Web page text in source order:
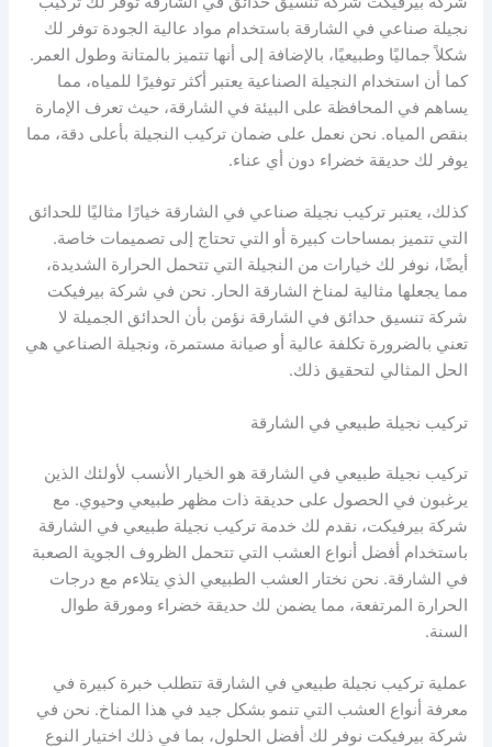
نجيلة صناعي في الشارقة باستخدام مواد عالية الجودة توفر لك
شكلاً جماليًا وطبيعيًا، بالإضافة إلى أنها تتميز بالمتانة وطول العمر.
كما أن استخدام النجيلة الصناعية يعتبر أكثر توفيرًا للمياه، مما
يساهم في المحافظة على البيئة في الشارقة، حيث تعرف الإمارة
بنقص المياه. نحن نعمل على ضمان تركيب النجيلة بأعلى دقة، مما
يوفر لك حديقة خضراء دون أي عناء.
كذلك، يعتبر تركيب نجيلة صناعي في الشارقة خيارًا مثاليًا للحدائق
التي تتميز بمساحات كبيرة أو التي تحتاج إلى تصميمات خاصة.
أيضًا، نوفر لك خيارات من النجيلة التي تتحمل الحرارة الشديدة،
مما يجعلها مثالية لمناخ الشارقة الحار. نحن في شركة بيرفيكت
شركة تنسيق حدائق في الشارقة نؤمن بأن الحدائق الجميلة لا
تعني بالضرورة تكلفة عالية أو صيانة مستمرة، ونجيلة الصناعي هي
الحل المثالي لتحقيق ذلك.
تركيب نجيلة طبيعي في الشارقة
تركيب نجيلة طبيعي في الشارقة هو الخيار الأنسب لأولئك الذين
يرغبون في الحصول على حديقة ذات مظهر طبيعي وحيوي. مع
شركة بيرفيكت، نقدم لك خدمة تركيب نجيلة طبيعي في الشارقة
باستخدام أفضل أنواع العشب التي تتحمل الظروف الجوية الصعبة
في الشارقة. نحن نختار العشب الطبيعي الذي يتلاءم مع درجات
الحرارة المرتفعة، مما يضمن لك حديقة خضراء ومورقة طوال
السنة.
عملية تركيب نجيلة طبيعي في الشارقة تتطلب خبرة كبيرة في
معرفة أنواع العشب التي تنمو بشكل جيد في هذا المناخ. نحن في
شركة بيرفيكت نوفر لك أفضل الحلول، بما في ذلك اختيار النوع